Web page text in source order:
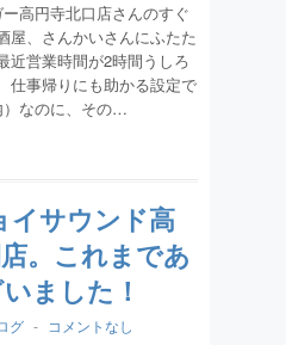
高円寺北口店さんのすぐ
屋、さんかいさんにふたた
近営業時間が2時間うしろ
仕事帰りにも助かる設定で
）なのに、その…
イサウンド高
。これまであ
ました！
グ - コメントなし